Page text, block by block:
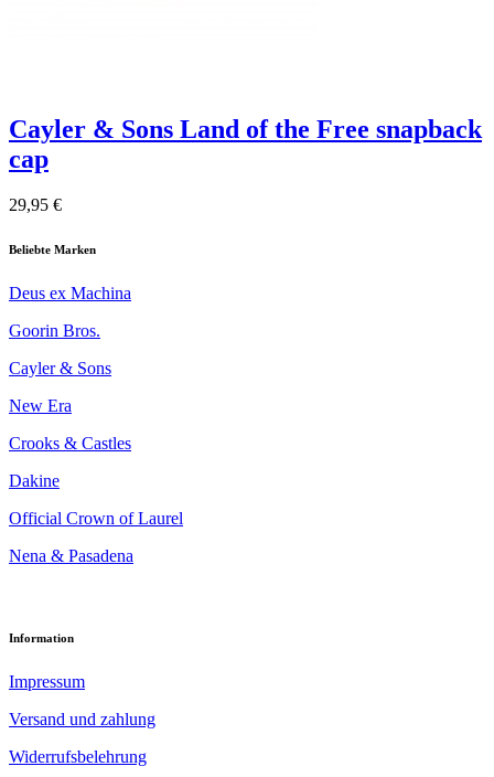
Cayler & Sons Land of the Free snapback
cap
29,95 €
Beliebte Marken
Deus ex Machina
Goorin Bros.
Cayler & Sons
New Era
Crooks & Castles
Dakine
Official Crown of Laurel
Nena & Pasadena
Information
Impressum
Versand und zahlung
Widerrufsbelehrung